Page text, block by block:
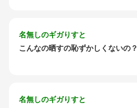
名無しのギガりすと
こんなの晒すの恥ずかしくないの？
名無しのギガりすと